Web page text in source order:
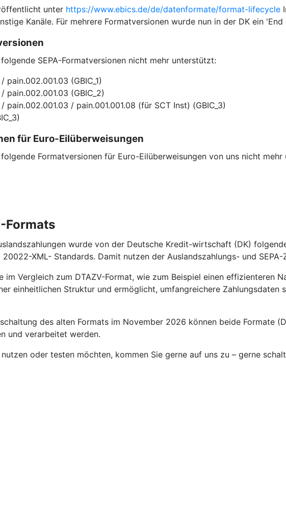
unter https://www.ebics.de/de/datenformate/format-lifecycle
Kanäle. Für mehrere Formatversionen wurde nun in der DK ein
SEPA-Formatversionen nicht mehr unterstützt:
pain.002.001.03 (GBIC_1)
pain.002.001.03 (GBIC_2)
pain.002.001.03 / pain.001.001.08 (für SCT Inst) (GBIC_3)
für Euro-Eilüberweisungen
Formatversionen für Euro-Eilüberweisungen von uns nicht
Formats
wurde von der Deutsche Kredit-wirtschaft (DK)
XML- Standards. Damit nutzen der Auslandszahlungs- und
Vergleich zum DTAZV-Format, wie zum Beispiel einen effizienteren
einheitlichen Struktur und ermöglicht, umfangreichere
des alten Formats im November 2026 können beide Formate
und verarbeitet werden.
oder testen möchten, kommen Sie gerne auf uns zu – gerne